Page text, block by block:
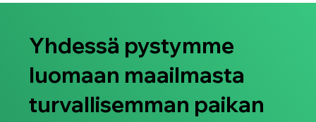
Yhdessä pystymme
luomaan maailmasta
turvallisemman paikan